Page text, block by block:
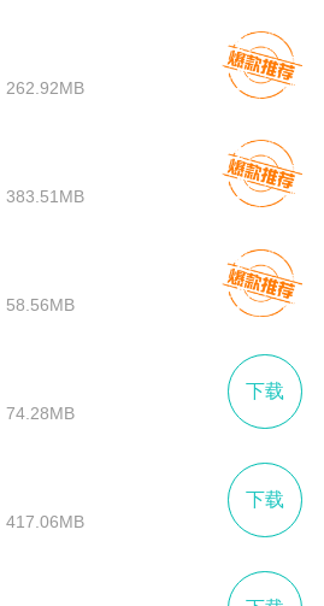
262.92MB
383.51MB
58.56MB
74.28MB
下载
417.06MB
下载